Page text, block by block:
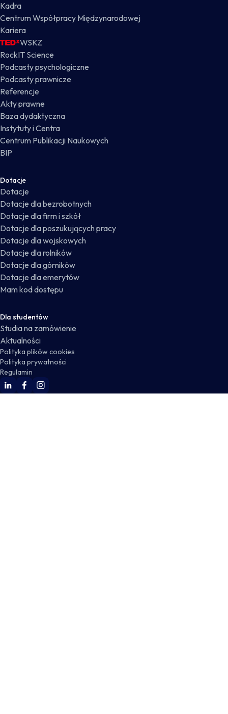
Kadra
Centrum Współpracy Międzynarodowej
Kariera
WSKZ
RockIT Science
Podcasty psychologiczne
Podcasty prawnicze
Referencje
Akty prawne
Baza dydaktyczna
Instytuty i Centra
Centrum Publikacji Naukowych
BIP
Dotacje
Dotacje
Dotacje dla bezrobotnych
Dotacje dla firm i szkół
Dotacje dla poszukujących pracy
Dotacje dla wojskowych
Dotacje dla rolników
Dotacje dla górników
Dotacje dla emerytów
Mam kod dostępu
Dla studentów
Studia na zamówienie
Aktualności
Polityka plików cookies
Polityka prywatności
Regulamin
WSKZ Linkedin
WSKZ Facebook
WSKZ Instagram